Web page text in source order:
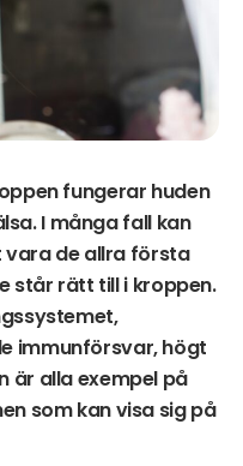
fungerar huden
I många fall kan
de allra första
står rätt till i kroppen.
immunförsvar, högt
är alla exempel på
som kan visa sig på